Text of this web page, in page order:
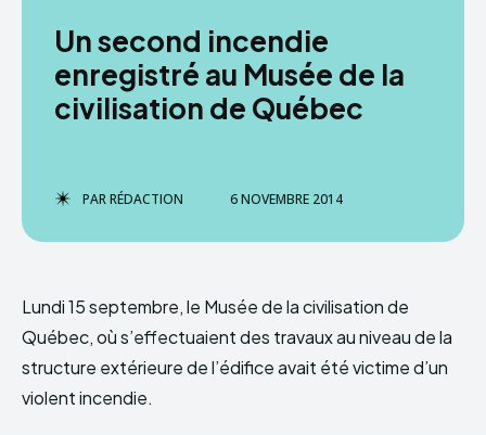
Un second incendie
enregistré au Musée de la
civilisation de Québec
PARRÉDACTION 6 NOVEMBRE 2014
Lundi 15 septembre, le Musée de la civilisation de
Québec, où s’effectuaient des travaux au niveau de la
structure extérieure de l’édifice avait été victime d’un
violent incendie.